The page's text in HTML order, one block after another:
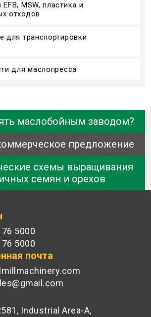
MSW, пластика и
отходов
для транспортировки
для маслопресса
маслобойным заводом?
предложение
схемы выращивания
семян и орехов
5000
5000
почта
Industrial Area-A,